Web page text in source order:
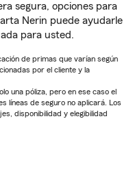
segura, opciones para
Nerin puede ayudarle
para usted.
de primas que varían según
por el cliente y la
una póliza, pero en ese caso el
líneas de seguro no aplicará. Los
disponibilidad y elegibilidad